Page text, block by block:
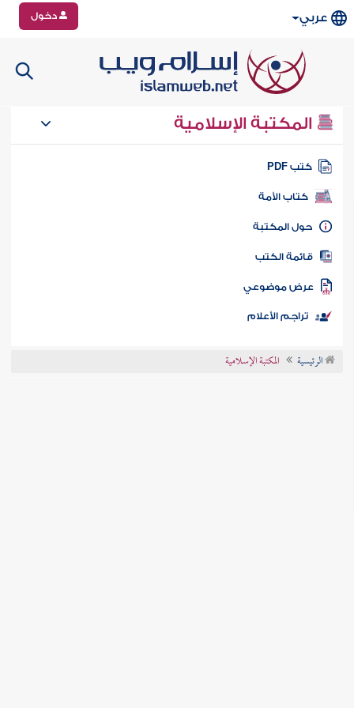
عربي دخول
المكتبة الإسلامية
كتب PDF
كتاب الأمة
المكتبة
الكتب
موضوعي
تراجم الأعلام
الرئيسية المكتبة الإسلامية